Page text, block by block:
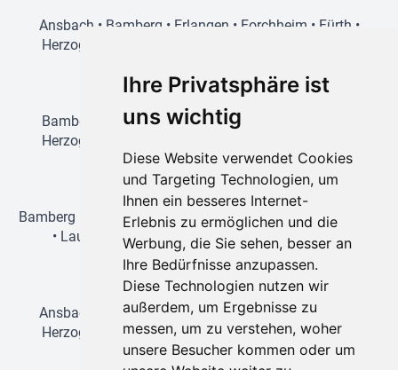
Ihre Privatsphäre ist
uns wichtig
Diese Website verwendet Cookies
und Targeting Technologien, um
Ihnen ein besseres Internet-
Erlebnis zu ermöglichen und die
Werbung, die Sie sehen, besser an
Ihre Bedürfnisse anzupassen.
Diese Technologien nutzen wir
außerdem, um Ergebnisse zu
messen, um zu verstehen, woher
unsere Besucher kommen oder um
Ansbach • Bamberg • Erlangen • Forchheim • Fürth •
Herzogenaurach
Prag-Reisen
Bamberg Amberg•Erlangen•Forchheim
Herzogenaurach
Schwabach
Wien-Reisen
Bamberg Erlangen•Forchheim•Fürth•Herzogenaurach
• Lauf an der Pegnitz Nürnberg • Regensburg
Schwabach
Disneyland-Reisen
Ansbach Bamberg•Erlangen•Forchheim•
Herzogenaurach•Lauf an der Pegnitz•Nürnberg
Schwabach